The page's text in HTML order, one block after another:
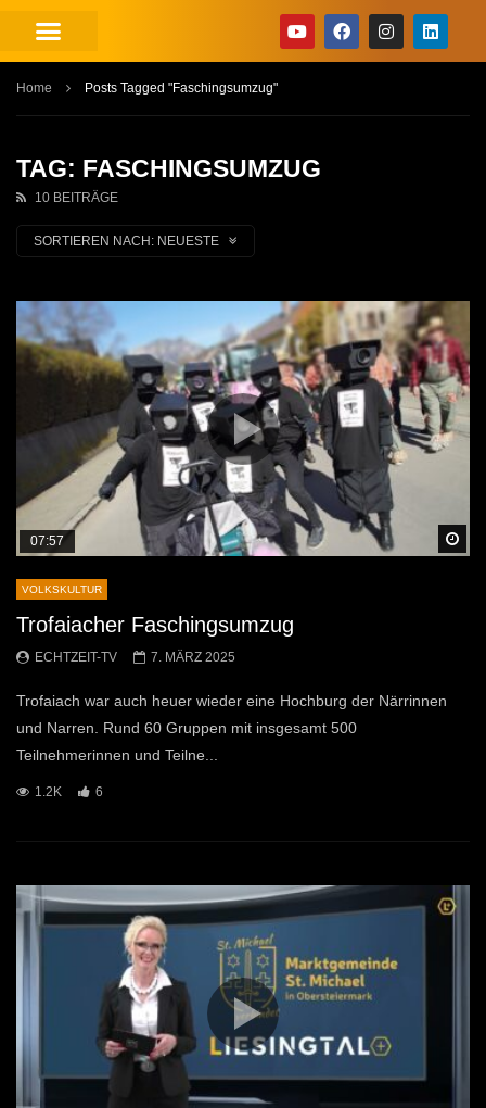
Home Posts Tagged "Faschingsumzug"
TAG: FASCHINGSUMZUG
10 BEITRÄGE
SORTIEREN NACH: NEUESTE
07:57
VOLKSKULTUR
Trofaiacher Faschingsumzug
ECHTZEIT-TV 7. MÄRZ 2025
Trofaiach war auch heuer wieder eine Hochburg der Närrinnen
und Narren. Rund 60 Gruppen mit insgesamt 500
Teilnehmerinnen und Teilne...
1.2K 6